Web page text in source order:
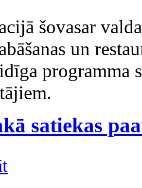
šovasar
un
programma
satiekas